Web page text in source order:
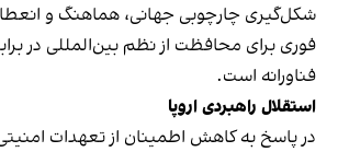
شکل‌گیری چارچوبی جهانی، هماهنگ و
فوری برای محافظت از نظم بین‌المللی در
فناورانه است.
استقلال راهبردی اروپا
در پاسخ به کاهش اطمینان از تعهدات امنیتی